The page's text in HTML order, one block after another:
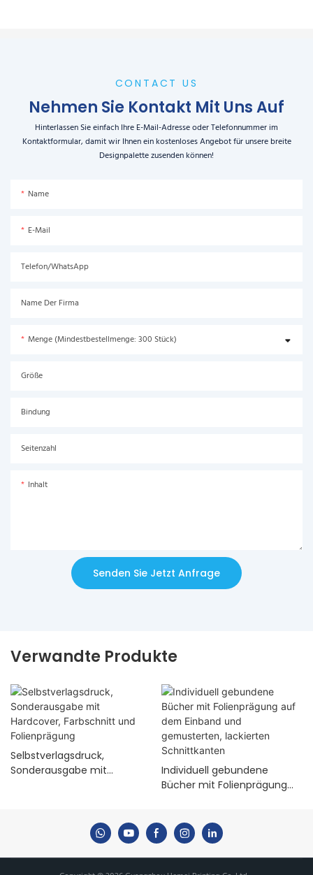
CONTACT US
Nehmen Sie Kontakt Mit Uns Auf
Hinterlassen Sie einfach Ihre E-Mail-Adresse oder Telefonnummer im
Kontaktformular, damit wir Ihnen ein kostenloses Angebot für unsere breite
Designpalette zusenden können!
Name
E-Mail
Telefon/WhatsApp
Name Der Firma
Menge (Mindestbestellmenge: 300 Stück)
Größe
Bindung
Seitenzahl
Inhalt
Senden Sie Jetzt Anfrage
Verwandte Produkte
Selbstverlagsdruck,
Sonderausgabe mit
Individuell gebundene
Bücher mit Folienprägung
Schnittkanten